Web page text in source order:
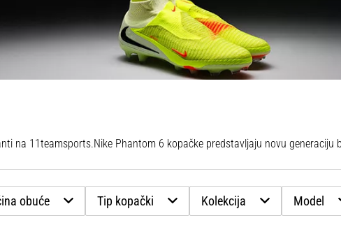
na 11teamsports.Nike Phantom 6 kopačke predstavljaju novu generaciju beskompromisne ofenzivne snage. Bez obzira jeste li nogometaš, nogometašica ili mladi talent na terenu, važno je nositi kopačku koja podržava vaš agresivan stil igre. Serija Phantom 6 razvijena je za igrače koji daju prednost preciznosti i odlučnosti. Kombinira najbolje karakteristike iz pet generacija i vraća legendarni DNK Hypervenoma. Fokus je na revolucionarnom Tuned GripKnit gornjištu i Cyclone 360 konstrukciji potplata. Na 11teamsports, od 12. lipnja 2025., pronaći ćete
obuće Tip kopački Kolekcija Model